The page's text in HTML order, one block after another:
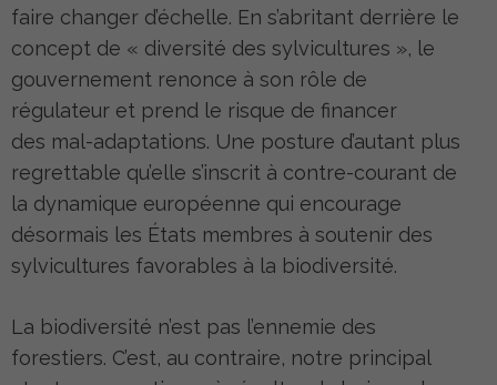
faire changer d’échelle. En s’abritant derrière le
concept de « diversité des sylvicultures », le
gouvernement renonce à son rôle de
régulateur et prend le risque de financer
des mal-adaptations. Une posture d’autant plus
regrettable qu’elle s’inscrit à contre-courant de
la dynamique européenne qui encourage
désormais les États membres à soutenir des
sylvicultures favorables à la biodiversité.
La biodiversité n’est pas l’ennemie des
forestiers. C’est, au contraire, notre principal